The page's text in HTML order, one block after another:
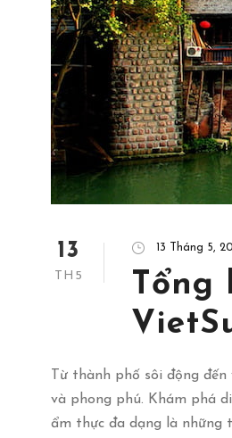
13
TH5
13 Tháng 5,
Tổng
Từ thành phố sôi động
và phong phú. Khám phá
ẩm thực đa dạng là những